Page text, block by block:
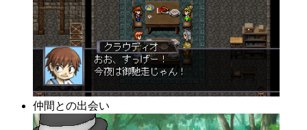
仲間との出会い